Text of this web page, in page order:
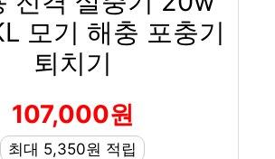
모기 해충 포충기
퇴치기
107,000원
최대 5,350원 적립